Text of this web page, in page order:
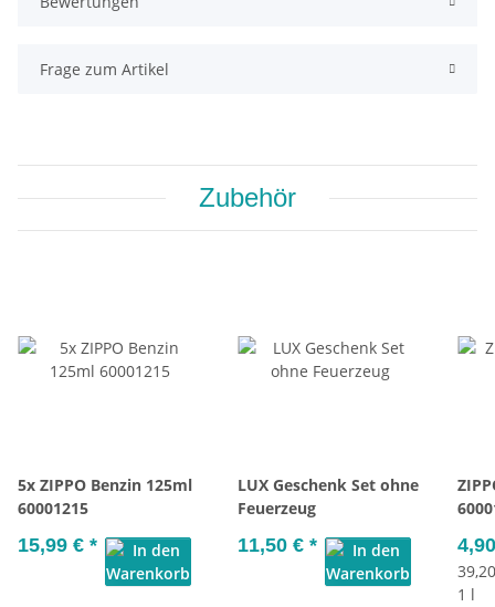
Frage zum Artikel
Zubehör
5x ZIPPO Benzin 125ml
60001215
15,99 € *
LUX Geschenk Set ohne
Feuerzeug
11,50 € *
1 l